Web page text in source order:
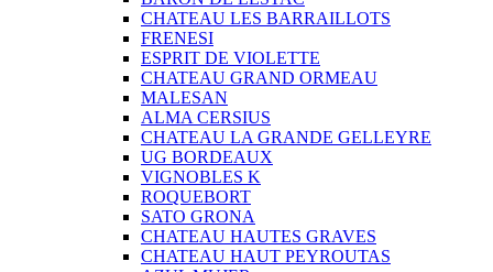
CHATEAU LES BARRAILLOTS
FRENESI
ESPRIT DE VIOLETTE
CHATEAU GRAND ORMEAU
MALESAN
ALMA CERSIUS
CHATEAU LA GRANDE GELLEYRE
UG BORDEAUX
VIGNOBLES K
ROQUEBORT
SATO GRONA
CHATEAU HAUTES GRAVES
CHATEAU HAUT PEYROUTAS